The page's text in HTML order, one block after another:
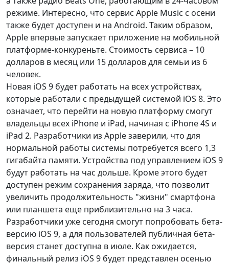
режиме. Интересно, что сервис Apple Music с осени
также будет доступен и на Android. Таким образом,
Apple впервые запускает приложение на мобильной
платформе-конкуреньте. Стоимость сервиса – 10
долларов в месяц или 15 долларов для семьи из 6
человек.
Новая iOS 9 будет работать на всех устройствах,
которые работали с предыдущей системой iOS 8. Это
означает, что перейти на новую платформу смогут
владельцы всех iPhone и iPad, начиная с iPhone 4S и
iPad 2. Разработчики из Apple заверили, что для
нормальной работы системы потребуется всего 1,3
гигабайта памяти. Устройства под управлением iOS 9
будут работать на час дольше. Кроме этого будет
доступен режим сохранения заряда, что позволит
увеличить продолжительность "жизни" смартфона
или планшета еще приблизительно на 3 часа.
Разработчики уже сегодня смогут попробовать бета-
версию iOS 9, а для пользователей публичная бета-
версия станет доступна в июле. Как ожидается,
финальный релиз iOS 9 будет представлен осенью